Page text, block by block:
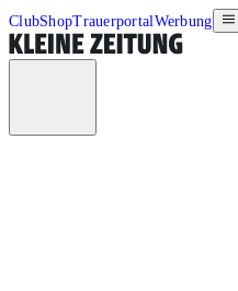
ClubShopTrauerportalWerbung